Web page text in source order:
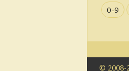
0-9
© 2008-